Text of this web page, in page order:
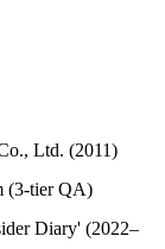
Ltd. (2011)
(3-tier QA)
Diary' (2022–